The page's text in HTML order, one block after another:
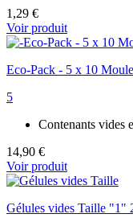
1,29 €
Voir produit
Eco-Pack - 5 x 10
5
Contenants vides
14,90 €
Voir produit
Gélules vides Taille "1"